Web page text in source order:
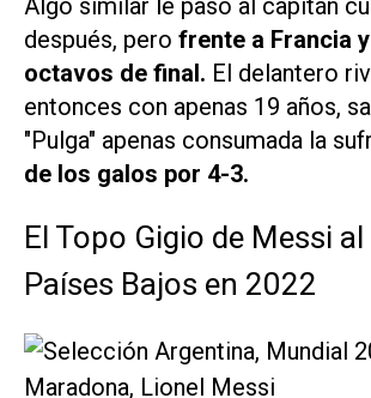
después, pero frente a Francia
octavos de final. El delantero
entonces con apenas 19 años,
"Pulga" apenas consumada la
de los galos por 4-3.
El Topo Gigio de Messi
Países Bajos en 2022